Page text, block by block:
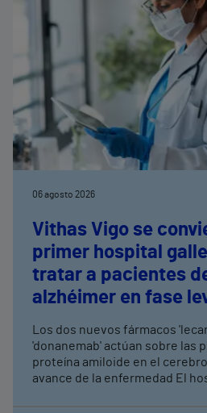
06 agosto 2026
Vithas Vigo se
primer hospital
tratar a pacientes
alzhéimer en fase
terapias antiamiloide
Los dos nuevos fármacos
'donanemab' actúan sobre las
proteína amiloide en el
avance de la enfermedad El hospital cuenta